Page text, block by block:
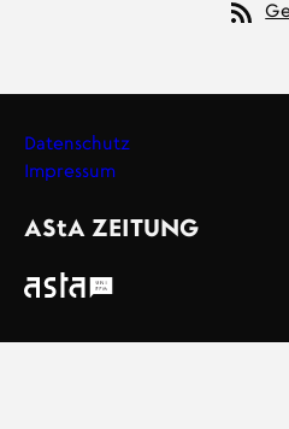
AStA ZEITUNG
Footer
Datenschutz
Impressum